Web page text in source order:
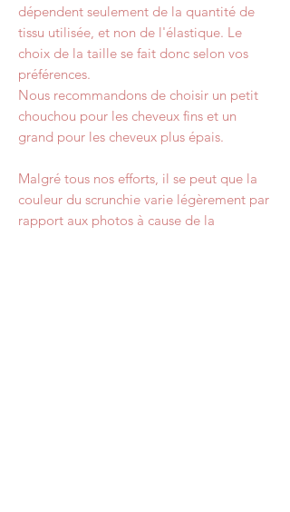
dépendent seulement de la quantité de
tissu utilisée, et non de l'élastique. Le
choix de la taille se fait donc selon vos
préférences.
Nous recommandons de choisir un petit
chouchou pour les cheveux fins et un
grand pour les cheveux plus épais.
Malgré tous nos efforts, il se peut que la
couleur du scrunchie varie légèrement par
rapport aux photos à cause de la